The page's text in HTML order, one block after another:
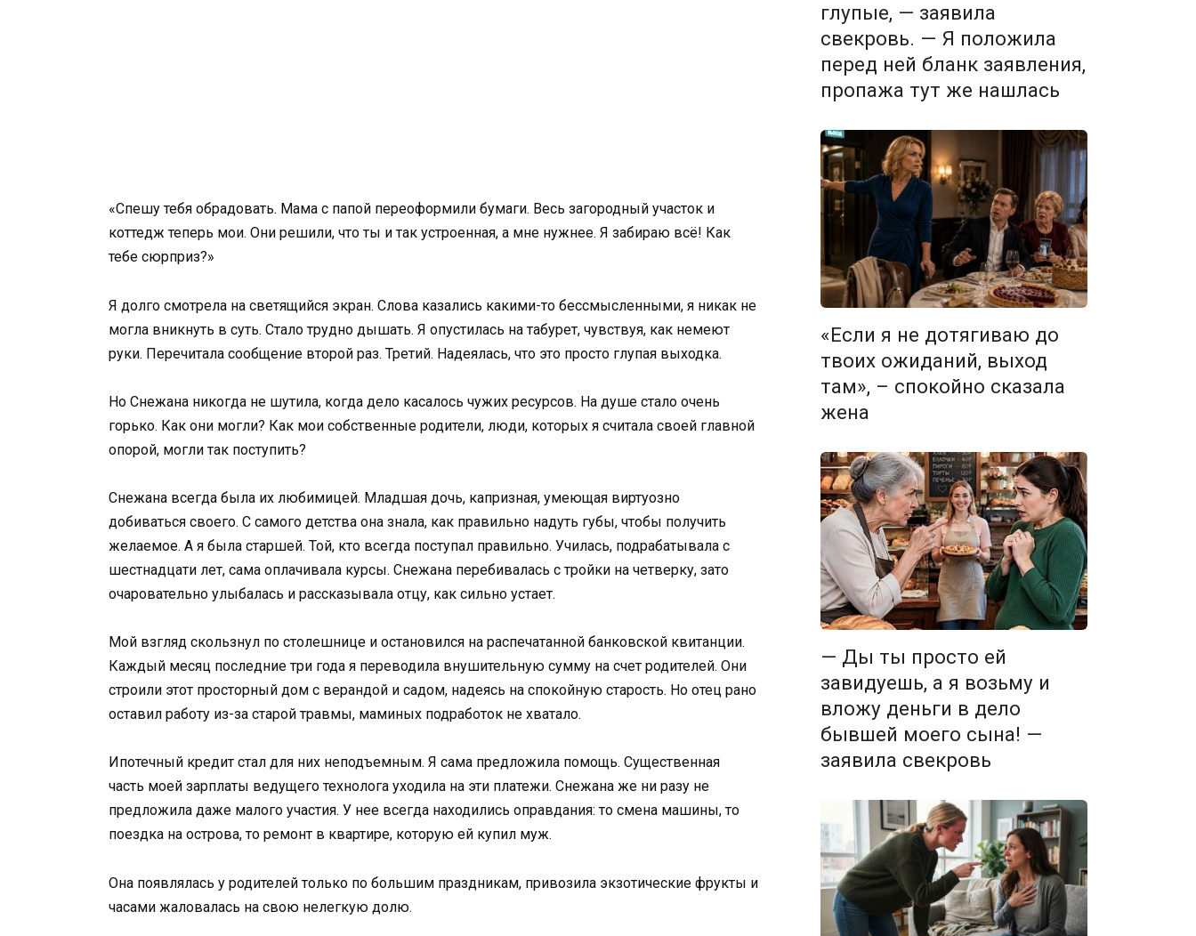
«Спешу тебя обрадовать. Мама с папой переоформили бумаги. Весь загородный участок и
коттедж теперь мои. Они решили, что ты и так устроенная, а мне нужнее. Я забираю всё! Как
тебе сюрприз?»
Я долго смотрела на светящийся экран. Слова казались какими-то бессмысленными, я никак не
могла вникнуть в суть. Стало трудно дышать. Я опустилась на табурет, чувствуя, как немеют
руки. Перечитала сообщение второй раз. Третий. Надеялась, что это просто глупая выходка.
Но Снежана никогда не шутила, когда дело касалось чужих ресурсов. На душе стало очень
горько. Как они могли? Как мои собственные родители, люди, которых я считала своей главной
опорой, могли так поступить?
Снежана всегда была их любимицей. Младшая дочь, капризная, умеющая виртуозно
добиваться своего. С самого детства она знала, как правильно надуть губы, чтобы получить
желаемое. А я была старшей. Той, кто всегда поступал правильно. Училась, подрабатывала с
шестнадцати лет, сама оплачивала курсы. Снежана перебивалась с тройки на четверку, зато
очаровательно улыбалась и рассказывала отцу, как сильно устает.
Мой взгляд скользнул по столешнице и остановился на распечатанной банковской квитанции.
Каждый месяц последние три года я переводила внушительную сумму на счет родителей. Они
строили этот просторный дом с верандой и садом, надеясь на спокойную старость. Но отец рано
оставил работу из-за старой травмы, маминых подработок не хватало.
Ипотечный кредит стал для них неподъемным. Я сама предложила помощь. Существенная
часть моей зарплаты ведущего технолога уходила на эти платежи. Снежана же ни разу не
предложила даже малого участия. У нее всегда находились оправдания: то смена машины, то
поездка на острова, то ремонт в квартире, которую ей купил муж.
Она появлялась у родителей только по большим праздникам, привозила экзотические фрукты и
часами жаловалась на свою нелегкую долю.
глупые, — заявила
свекровь. — Я положила
перед ней бланк заявления,
пропажа тут же нашлась
«Если я не дотягиваю до
твоих ожиданий, выход
там», – спокойно сказала
жена
— Ды ты просто ей
завидуешь, а я возьму и
вложу деньги в дело
бывшей моего сына! —
заявила свекровь